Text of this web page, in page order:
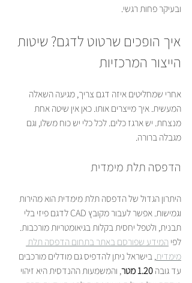
ובעיקר פחות רגשי.
איך הופכים שרטוט לדגם? שיטות
הייצור המרכזיות
אחרי שמחליטים איזה דגם צריך, מגיעה השאלה
המעשית. איך מייצרים אותו. כאן אין שיטה אחת
מנצחת. יש ארגז כלים. לכל כלי יש כוח משלו, וגם
מגבלה ברורה.
הדפסה תלת מימדית
היתרון הגדול של הדפסה תלת מימדית הוא מהירות
וגמישות. אפשר לעבור מקובץ CAD לדגם פיזי בלי
תבנית, ולטפל יחסית בקלות בגיאומטריות מורכבות.
לפי המידע שפורסם באתר בתחום הדפסה תלת
מימדית, בישראל ניתן להדפיס גם מודלים מורכבים
עד גובה 1.20 מטר
, והמשמעות ההנדסית היא זיהוי